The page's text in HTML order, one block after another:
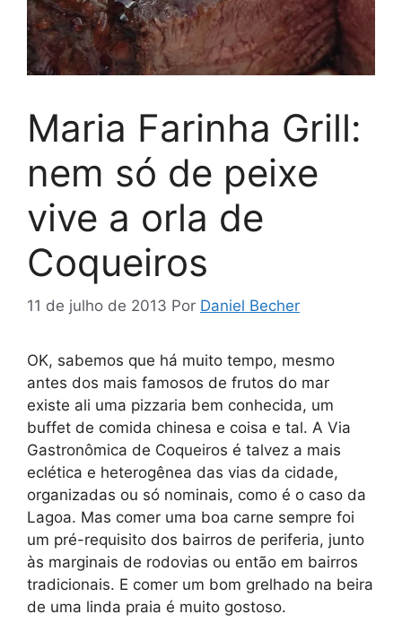
Maria Farinha Grill:
nem só de peixe
vive a orla de
Coqueiros
11 de julho de 2013 Por Daniel Becher
OK, sabemos que há muito tempo, mesmo
antes dos mais famosos de frutos do mar
existe ali uma pizzaria bem conhecida, um
buffet de comida chinesa e coisa e tal. A Via
Gastronômica de Coqueiros é talvez a mais
eclética e heterogênea das vias da cidade,
organizadas ou só nominais, como é o caso da
Lagoa. Mas comer uma boa carne sempre foi
um pré-requisito dos bairros de periferia, junto
às marginais de rodovias ou então em bairros
tradicionais. E comer um bom grelhado na beira
de uma linda praia é muito gostoso.